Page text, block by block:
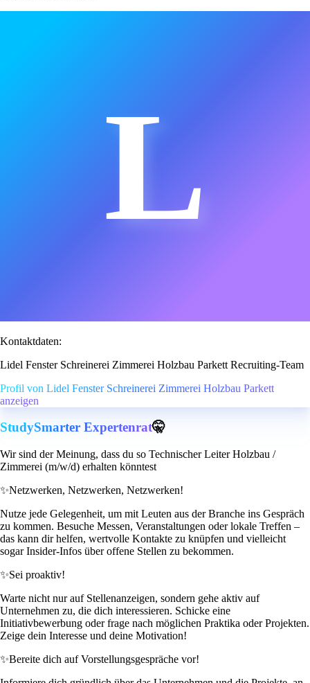
L
Kontaktdaten:
Lidel Fenster Schreinerei Zimmerei Holzbau Parkett Recruiting-Team
Profil von Lidel Fenster Schreinerei Zimmerei Holzbau Parkett
anzeigen
StudySmarter Expertenrat🤫
Wir sind der Meinung, dass du so Technischer Leiter Holzbau /
Zimmerei (m/w/d) erhalten könntest
✨Netzwerken, Netzwerken, Netzwerken!
Nutze jede Gelegenheit, um mit Leuten aus der Branche ins Gespräch
zu kommen. Besuche Messen, Veranstaltungen oder lokale Treffen –
das kann dir helfen, wertvolle Kontakte zu knüpfen und vielleicht
sogar Insider-Infos über offene Stellen zu bekommen.
✨Sei proaktiv!
Warte nicht nur auf Stellenanzeigen, sondern gehe aktiv auf
Unternehmen zu, die dich interessieren. Schicke eine
Initiativbewerbung oder frage nach möglichen Praktika oder Projekten.
Zeige dein Interesse und deine Motivation!
✨Bereite dich auf Vorstellungsgespräche vor!